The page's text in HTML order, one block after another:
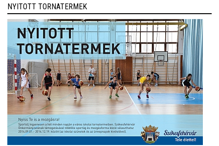
NYITOTT TORNATERMEK